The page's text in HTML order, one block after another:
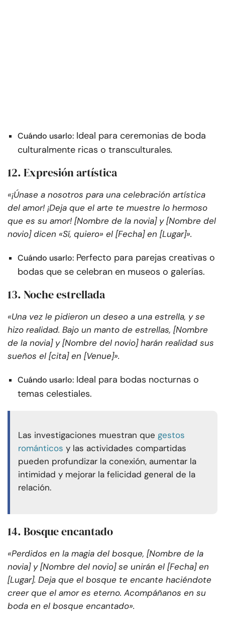
Cuándo usarlo: Ideal para ceremonias de boda
culturalmente ricas o transculturales.
12. Expresión artística
«¡Únase a nosotros para una celebración artística
del amor! ¡Deja que el arte te muestre lo hermoso
que es su amor! [Nombre de la novia] y [Nombre del
novio] dicen «Sí, quiero» el [Fecha] en [Lugar]».
Cuándo usarlo: Perfecto para parejas creativas o
bodas que se celebran en museos o galerías.
13. Noche estrellada
«Una vez le pidieron un deseo a una estrella, y se
hizo realidad. Bajo un manto de estrellas, [Nombre
de la novia] y [Nombre del novio] harán realidad sus
sueños el [cita] en [Venue]».
Cuándo usarlo: Ideal para bodas nocturnas o
temas celestiales.
Las investigaciones muestran que gestos
románticos y las actividades compartidas
pueden profundizar la conexión, aumentar la
intimidad y mejorar la felicidad general de la
relación.
14. Bosque encantado
«Perdidos en la magia del bosque, [Nombre de la
novia] y [Nombre del novio] se unirán el [Fecha] en
[Lugar]. Deja que el bosque te encante haciéndote
creer que el amor es eterno. Acompáñanos en su
boda en el bosque encantado».